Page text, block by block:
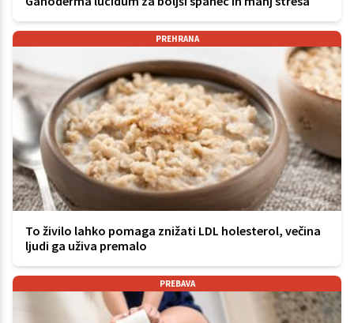
PREHRANA
To živilo lahko pomaga znižati LDL holesterol, večina
ljudi ga uživa premalo
PREBAVA